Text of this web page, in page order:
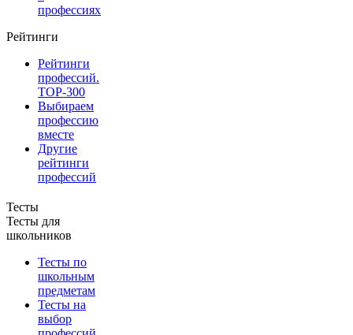
профессиях
Рейтинги
Рейтинги
профессий.
TOP-300
Выбираем
профессию
вместе
Другие
рейтинги
профессий
Тесты
Тесты для
школьников
Тесты по
школьным
предметам
Тесты на
выбор